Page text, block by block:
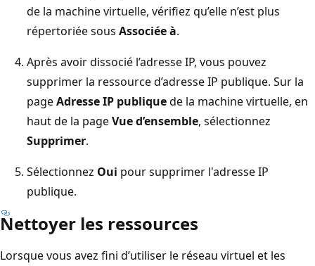
de la machine virtuelle, vérifiez qu’elle n’est plus
répertoriée sous Associée à.
Après avoir dissocié l’adresse IP, vous pouvez
supprimer la ressource d’adresse IP publique. Sur la
pageAdresse IP publiquede la machine virtuelle, en
haut de la pageVue d’ensemble, sélectionnez
Supprimer.
Sélectionnez Oui pour supprimer l'adresse IP
publique.
Nettoyer les ressources
Lorsque vous avez fini d’utiliser le réseau virtuel et les